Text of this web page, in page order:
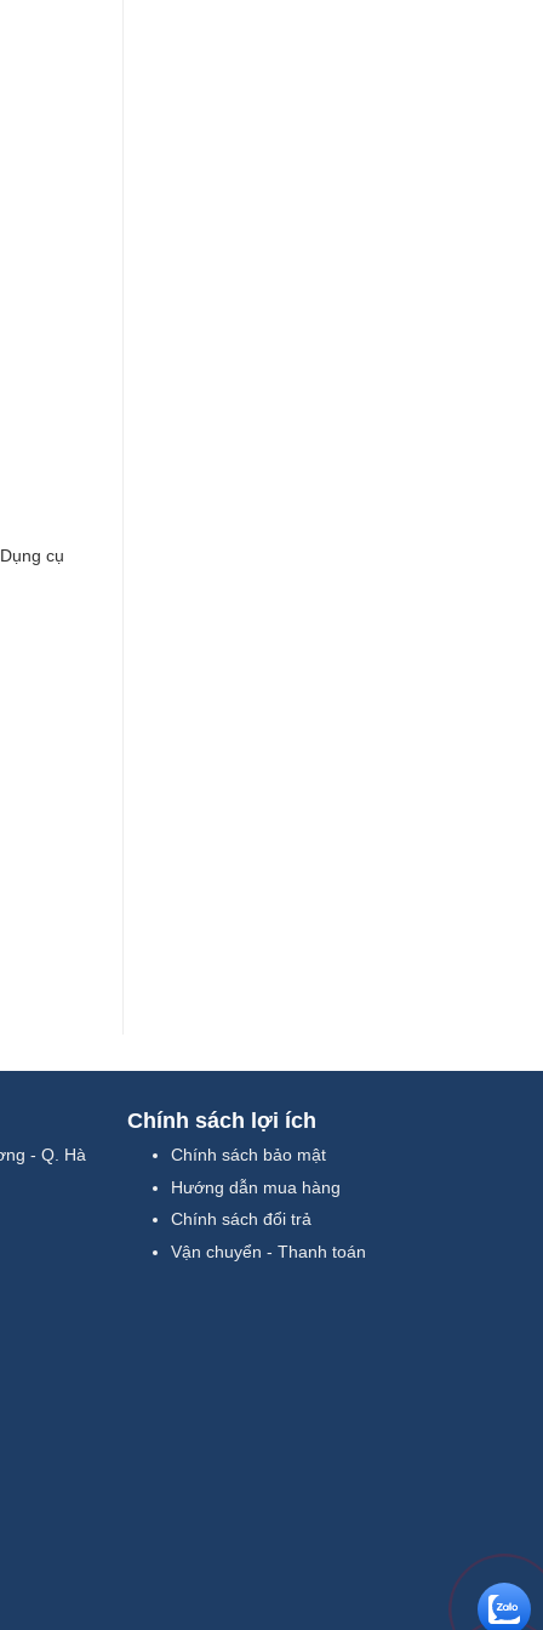
cụ
- Q. Hà
Chính sách lợi ích
Chính sách bảo mật
Hướng dẫn mua hàng
Chính sách đổi trả
Vận chuyển - Thanh toán